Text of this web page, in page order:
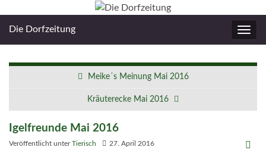
Die Dorfzeitung
Meike´s Meinung Mai 2016
Kräuterecke Mai 2016
Igelfreunde Mai 2016
Veröffentlicht unterTierisch 27. April 2016